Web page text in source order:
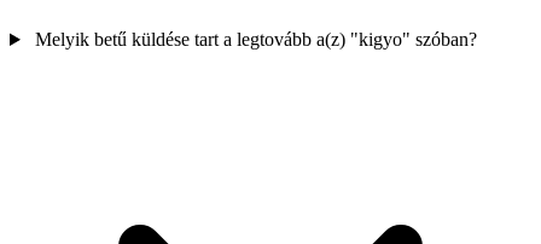
Melyik betű küldése tart a legtovább a(z) "kigyo" szóban?